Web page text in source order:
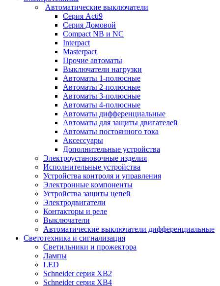
Автоматические выключатели
Серия Acti9
Серия Домовой
Compact NB и NC
Interpact
Masterpact
Прочие автоматы
Выключатели нагрузки
Автоматы 1-полюсные
Автоматы 2-полюсные
Автоматы 3-полюсные
Автоматы 4-полюсные
Автоматы дифференциальные
Автоматы для защиты двигателей
Автоматы постоянного тока
Аксессуары
Дополнительные устройства
Электроустановочные изделия
Исполнительные устройства
Устройства контроля и управления
Электронные компоненты
Устройства защиты цепей
Электродвигатели
Контакторы и реле
Выключатели
Автоматические выключатели дифференциальные
Светотехника и сигнализация
Светильники и прожектора
Лампы
LED
Schneider серия XB2
Schneider серия XB4